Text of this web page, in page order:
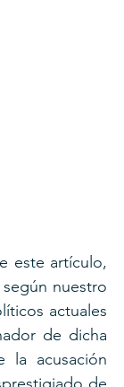
este artículo,
nuestro
actuales
de dicha
la acusación